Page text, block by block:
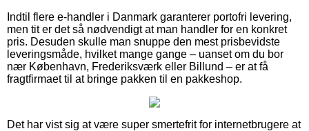
Indtil flere e-handler i Danmark garanterer portofri levering,
men tit er det så nødvendigt at man handler for en konkret
pris. Desuden skulle man snuppe den mest prisbevidste
leveringsmåde, hvilket mange gange – uanset om du bor
nær København, Frederiksværk eller Billund – er at få
fragtfirmaet til at bringe pakken til en pakkeshop.
Det har vist sig at være super smertefrit for internetbrugere at